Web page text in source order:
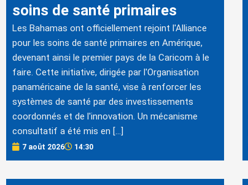
soins de santé primaires
Les Bahamas ont officiellement rejoint l'Alliance
pour les soins de santé primaires en Amérique,
devenant ainsi le premier pays de la Caricom à le
faire. Cette initiative, dirigée par l'Organisation
panaméricaine de la santé, vise à renforcer les
systèmes de santé par des investissements
coordonnés et de l'innovation. Un mécanisme
consultatif a été mis en […]
7 août 2026 14:30